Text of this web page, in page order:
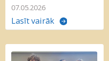
07.05.2026
Lasīt vairāk